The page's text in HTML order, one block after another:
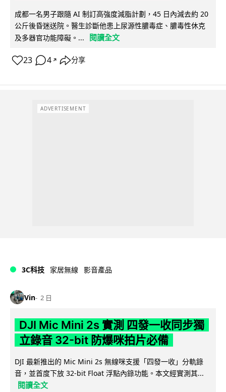
成都一名男子跟隨 AI 制訂高強度減脂計劃，45 日內減去約 20
公斤後昏迷送院。醫生診斷他患上尿源性膿毒症、膿毒性休克
及多器官功能障礙。...
閱讀全文
23 4 ↗ 分享
ADVERTISEMENT
3C科技 家居無線 影音產品
Vin 2 日
DJI Mic Mini 2s 實測 四發一收同步獨
立錄音 32-bit 防爆咪拍片必備
DJI 最新推出的 Mic Mini 2s 無線咪支援「四發一收」分軌錄
音，並首度下放 32-bit Float 浮點內錄功能。本文經實測其...
閱讀全文